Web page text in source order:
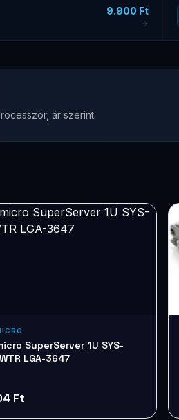
9.900 Ft
ár szerint.
SuperServer 1U SYS-
LGA-3647
Ft